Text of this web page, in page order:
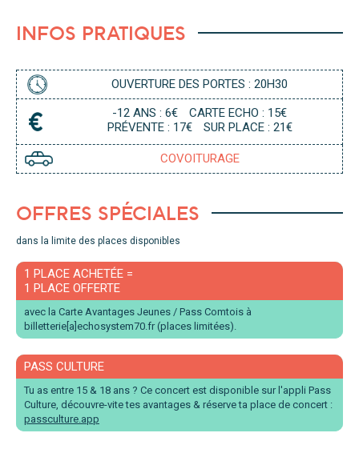
N
R
A
INFOS PRATIQUES
OUVERTURE DES PORTES : 20H30
-12 ANS : 6€
CARTE ECHO : 15€
PRÉVENTE : 17€
SUR PLACE : 21€
COVOITURAGE
OFFRES SPÉCIALES
dans la limite des places disponibles
1 PLACE ACHETÉE =
1 PLACE OFFERTE
avec la Carte Avantages Jeunes / Pass Comtois à
billetterie[a]echosystem70.fr (places limitées).
PASS CULTURE
Tu as entre 15 & 18 ans ? Ce concert est disponible sur l'appli Pass
Culture, découvre-vite tes avantages & réserve ta place de concert :
passculture.app